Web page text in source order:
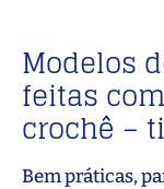
Modelos
feitas
crochê –
Bem práticas,